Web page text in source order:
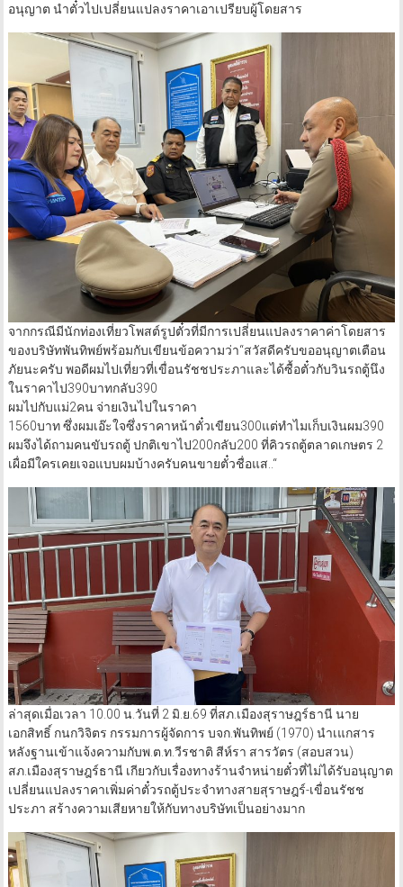
อนุญาต นำตั๋วไปเปลี่ยนแปลงราคาเอาเปรียบผู้โดยสาร
จากกรณีมีนักท่องเที่ยวโพสต์รูปตั๋วที่มีการเปลี่ยนแปลงราคาค่าโดยสาร
ของบริษัทพันทิพย์พร้อมกับเขียนข้อความว่า“สวัสดีครับขออนุญาตเตือน
ภัยนะครับ พอดีผมไปเที่ยวที่เขื่อนรัชชประภาและได้ซื้อตั๋วกับวินรถตู้นึง
ในราคาไป390บาทกลับ390
ผมไปกับแม่2คน จ่ายเงินไปในราคา
1560บาท ซึ่งผมเอ๊ะใจซึ่งราคาหน้าตั๋วเขียน300แต่ทำไมเก็บเงินผม390
ผมจึงได้ถามคนขับรถตู้ ปกติเขาไป200กลับ200 ที่คิวรถตู้ตลาดเกษตร 2
เผื่อมีใครเคยเจอแบบผมบ้างครับคนขายตั๋วชื่อแส..“
ล่าสุดเมื่อเวลา 10.00 น.วันที่ 2 มิ.ย.69 ที่สภ.เมืองสุราษฎร์ธานี นาย
เอกสิทธิ์ กนกวิจิตร กรรมการผู้จัดการ บจก.พันทิพย์ (1970) นำเแกสาร
หลังฐานเข้าแจ้งความกับพ.ต.ท.วีรชาติ สีห์รา สารวัตร (สอบสวน)
สภ.เมืองสุราษฎร์ธานี เกียวกับเรื่องทางร้านจำหน่ายตั๋วที่ไม่ได้รับอนุญาต
เปลี่ยนแปลงราคาเพิ่มค่าตั๋วรถตู้ประจำทางสายสุราษฎร์-เขื่อนรัชช
ประภา สร้างความเสียหายให้กับทางบริษัทเป็นอย่างมาก